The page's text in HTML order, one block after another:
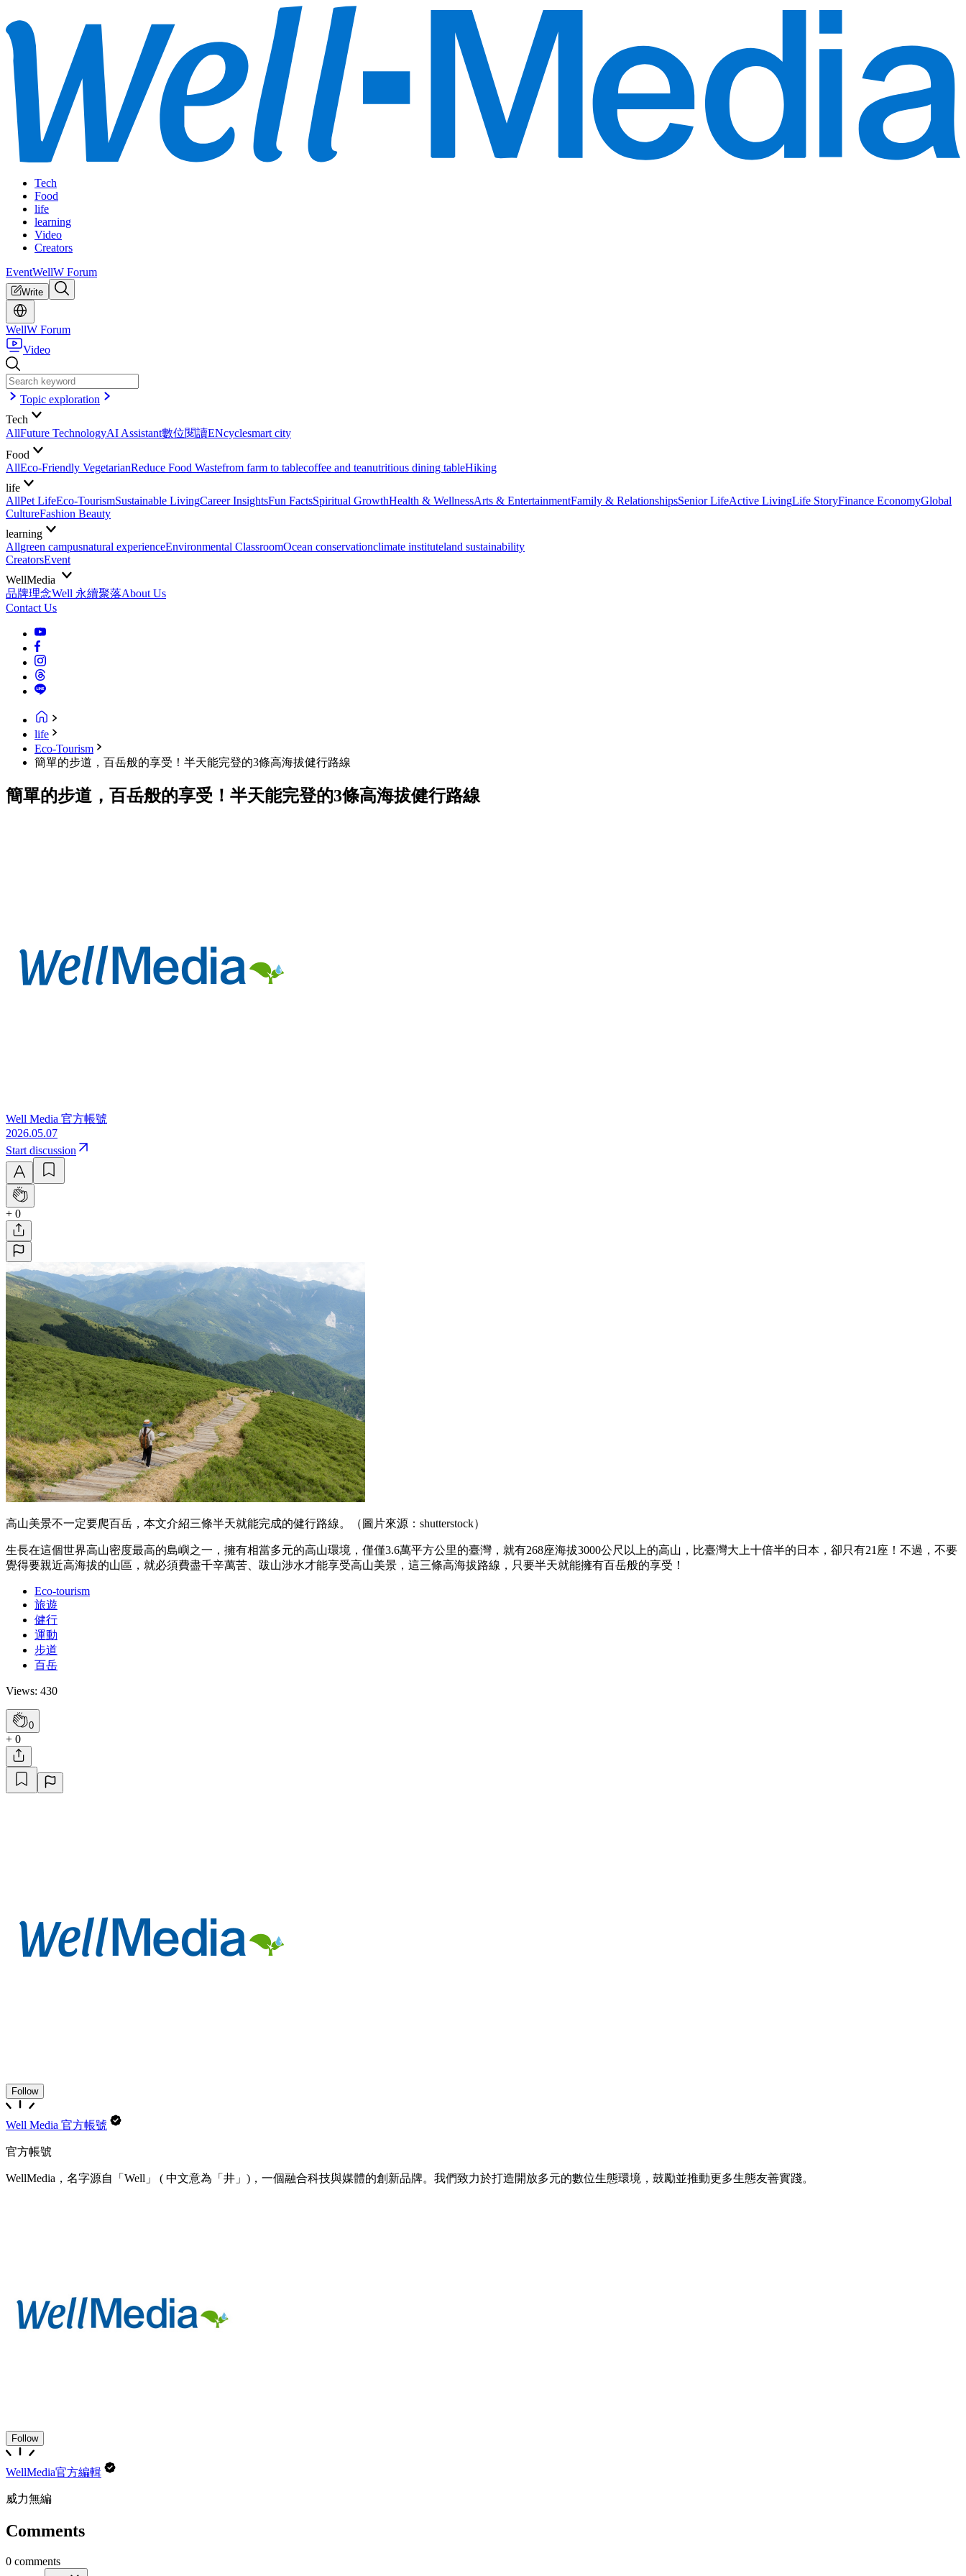
Tech
Food
life
learning
Video
Creators
EventWellW Forum
Write
WellW Forum
Video
Topic exploration
Tech
AllFuture TechnologyAI Assistant數位閱讀ENcyclesmart city
Food
AllEco-Friendly VegetarianReduce Food Wastefrom farm to tablecoffee and teanutritious dining tableHiking
life
AllPet LifeEco-TourismSustainable LivingCareer InsightsFun FactsSpiritual GrowthHealth & WellnessArts & EntertainmentFamily & RelationshipsSenior LifeActive LivingLife StoryFinance EconomyGlobal
CultureFashion Beauty
learning
Allgreen campusnatural experienceEnvironmental ClassroomOcean conservationclimate instituteland sustainability
CreatorsEvent
WellMedia
品牌理念Well 永續聚落About Us
Contact Us
life
Eco-Tourism
簡單的步道，百岳般的享受！半天能完登的3條高海拔健行路線
簡單的步道，百岳般的享受！半天能完登的3條高海拔健行路線
Well Media 官方帳號
2026.05.07
Start discussion
+ 0
高山美景不一定要爬百岳，本文介紹三條半天就能完成的健行路線。（圖片來源：shutterstock）
生長在這個世界高山密度最高的島嶼之一，擁有相當多元的高山環境，僅僅3.6萬平方公里的臺灣，就有268座海拔3000公尺以上的高山，比臺灣大上十倍半的日本，卻只有21座！不過，不要
覺得要親近高海拔的山區，就必須費盡千辛萬苦、跋山涉水才能享受高山美景，這三條高海拔路線，只要半天就能擁有百岳般的享受！
Eco-tourism
旅遊
健行
運動
步道
百岳
Views: 430
0
+ 0
Follow
Well Media 官方帳號
官方帳號
WellMedia，名字源自「Well」 ( 中文意為「井」)，一個融合科技與媒體的創新品牌。我們致力於打造開放多元的數位生態環境，鼓勵並推動更多生態友善實踐。
Follow
WellMedia官方編輯
威力無編
Comments
0 comments